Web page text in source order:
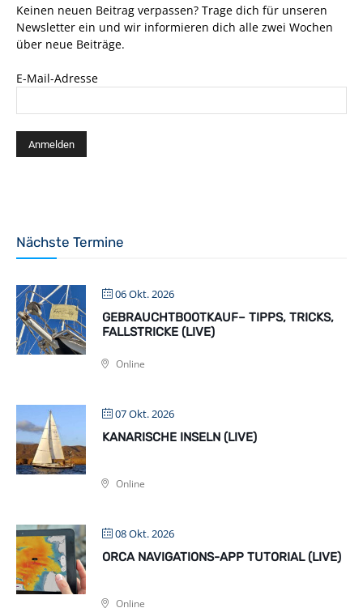
Keinen neuen Beitrag verpassen? Trage dich für unseren
Newsletter ein und wir informieren dich alle zwei Wochen
über neue Beiträge.
E-Mail-Adresse
Nächste Termine
06 Okt. 2026
GEBRAUCHTBOOTKAUF– TIPPS, TRICKS,
FALLSTRICKE (LIVE)
Online
07 Okt. 2026
KANARISCHE INSELN (LIVE)
Online
08 Okt. 2026
ORCA NAVIGATIONS-APP TUTORIAL (LIVE)
Online